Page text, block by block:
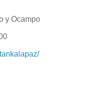
y Ocampo